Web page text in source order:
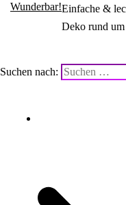
Einfache &
Deko rund um
Suchen nach: